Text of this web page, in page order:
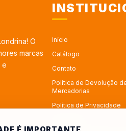
O
marcas
e
Início
Catálogo
Contato
Política de Devolução
Mercadorias
Política de Privacidade
É IMPORTANTE